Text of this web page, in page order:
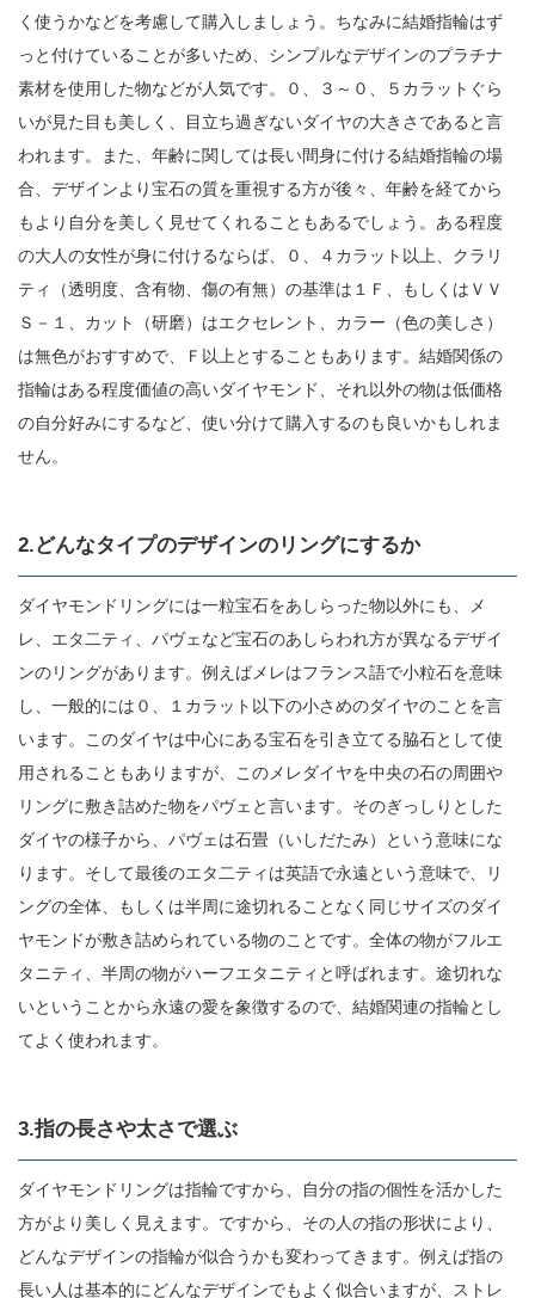
く使うかなどを考慮して購入しましょう。ちなみに結婚指輪はず
っと付けていることが多いため、シンプルなデザインのプラチナ
素材を使用した物などが人気です。０、３～０、５カラットぐら
いが見た目も美しく、目立ち過ぎないダイヤの大きさであると言
われます。また、年齢に関しては長い間身に付ける結婚指輪の場
合、デザインより宝石の質を重視する方が後々、年齢を経てから
もより自分を美しく見せてくれることもあるでしょう。ある程度
の大人の女性が身に付けるならば、０、４カラット以上、クラリ
ティ（透明度、含有物、傷の有無）の基準は１Ｆ、もしくはＶＶ
Ｓ－１、カット（研磨）はエクセレント、カラー（色の美しさ）
は無色がおすすめで、Ｆ以上とすることもあります。結婚関係の
指輪はある程度価値の高いダイヤモンド、それ以外の物は低価格
の自分好みにするなど、使い分けて購入するのも良いかもしれま
せん。
2.どんなタイプのデザインのリングにするか
ダイヤモンドリングには一粒宝石をあしらった物以外にも、メ
レ、エタ二ティ、パヴェなど宝石のあしらわれ方が異なるデザイ
ンのリングがあります。例えばメレはフランス語で小粒石を意味
し、一般的には０、１カラット以下の小さめのダイヤのことを言
います。このダイヤは中心にある宝石を引き立てる脇石として使
用されることもありますが、このメレダイヤを中央の石の周囲や
リングに敷き詰めた物をパヴェと言います。そのぎっしりとした
ダイヤの様子から、パヴェは石畳（いしだたみ）という意味にな
ります。そして最後のエタ二ティは英語で永遠という意味で、リ
ングの全体、もしくは半周に途切れることなく同じサイズのダイ
ヤモンドが敷き詰められている物のことです。全体の物がフルエ
タニティ、半周の物がハーフエタニティと呼ばれます。途切れな
いということから永遠の愛を象徴するので、結婚関連の指輪とし
てよく使われます。
3.指の長さや太さで選ぶ
ダイヤモンドリングは指輪ですから、自分の指の個性を活かした
方がより美しく見えます。ですから、その人の指の形状により、
どんなデザインの指輪が似合うかも変わってきます。例えば指の
長い人は基本的にどんなデザインでもよく似合いますが、ストレ